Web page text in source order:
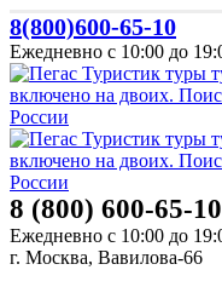
8(800)600-65-10
Ежедневно с 10:00 до
8 (800) 600-65-10
Ежедневно с 10:00 до
г. Москва, Вавилова-66